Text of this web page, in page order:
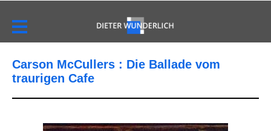
Carson McCullers : Die Ballade vom
traurigen Cafe